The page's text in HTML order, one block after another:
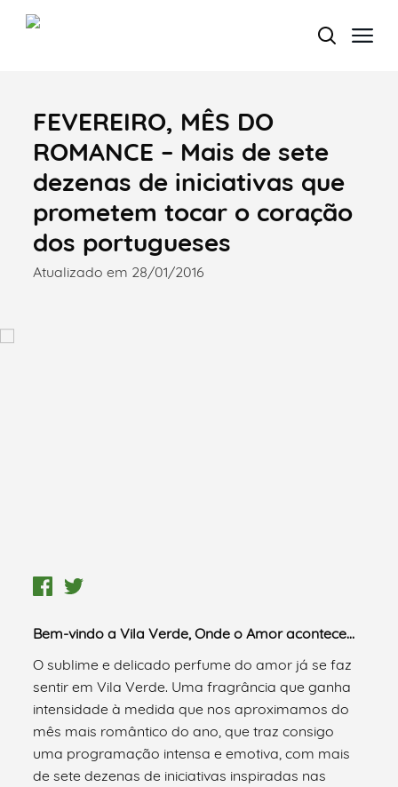
Termo de Pesquisa
Categorias gerais
FEVEREIRO, MÊS DO
ROMANCE – Mais de sete
dezenas de iniciativas que
prometem tocar o coração
dos portugueses
Atualizado em 28/01/2016
Bem-vindo a Vila Verde, Onde o Amor acontece…
O sublime e delicado perfume do amor já se faz
sentir em Vila Verde. Uma fragrância que ganha
intensidade à medida que nos aproximamos do
mês mais romântico do ano, que traz consigo
uma programação intensa e emotiva, com mais
de sete dezenas de iniciativas inspiradas nas